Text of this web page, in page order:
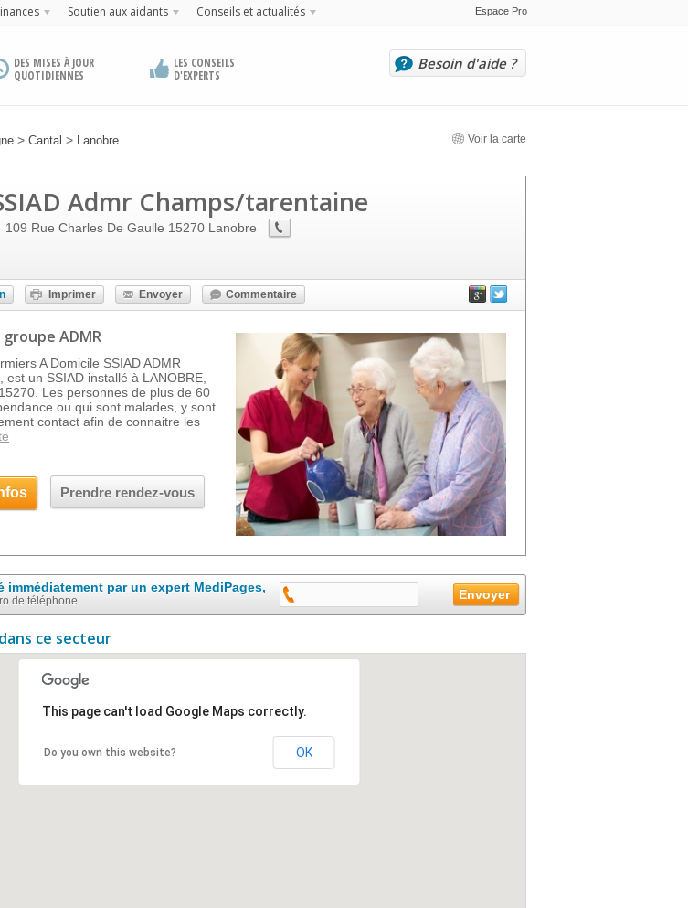
Soutien aux aidants Conseils et actualités Espace Pro
DES MISES À JOUR
QUOTIDIENNES
LES CONSEILS
D'EXPERTS
Besoin d'aide ?
> Cantal > Lanobre Voir la carte
Admr Champs/tarentaine
109 Rue Charles De Gaulle 15270 Lanobre
Imprimer Envoyer Commentaire
groupe ADMR
A Domicile SSIAD ADMR
est un SSIAD installé à LANOBRE,
Les personnes de plus de 60
ou qui sont malades, y sont
contact afin de connaitre les
Prendre rendez-vous
immédiatement par un expert MediPages,
de téléphone
ce secteur
This page can't load Google Maps correctly.
Do you own this website? OK